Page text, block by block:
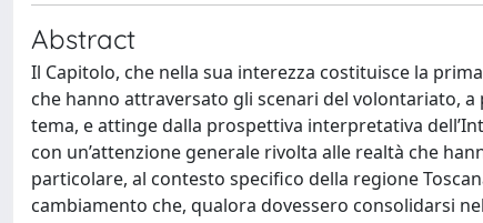
Abstract
Il Capitolo, che nella sua interezza costituisce la
che hanno attraversato gli scenari del volontariato,
tema, e attinge dalla prospettiva interpretativa
con un’attenzione generale rivolta alle realtà che
particolare, al contesto specifico della regione
cambiamento che, qualora dovessero consolidarsi